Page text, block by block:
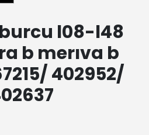
l08-l48
b merıva b
402952/